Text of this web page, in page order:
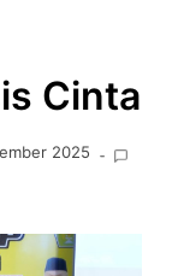
Cinta
2025